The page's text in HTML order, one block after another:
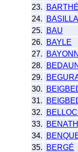
23.
24.
25.
BAU
26.
BAYLE
27.
28.
29.
30.
31.
32.
33.
34.
35.
BERGÉ